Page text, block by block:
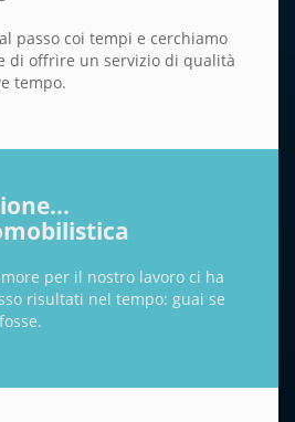
passo coi tempi e cerchiamo
di offrire un servizio di qualità
tempo.
per il nostro lavoro ci ha
risultati nel tempo: guai se